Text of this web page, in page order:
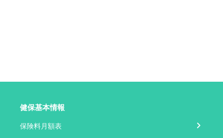
健保基本情報
保険料月額表